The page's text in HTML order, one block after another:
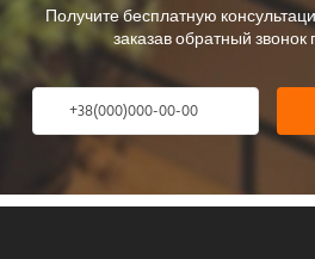
Получите бесплатную
заказав обратный